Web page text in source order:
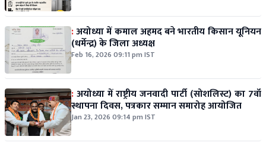
:अयोध्या में कमाल अहमद बने भारतीय किसान यूनियन
(धर्मेन्द्र) के जिला अध्यक्ष
Feb 16, 2026 09:11 pm IST
:अयोध्या में राष्ट्रीय जनवादी पार्टी (सोशलिस्ट) का 7वाँ
स्थापना दिवस, पत्रकार सम्मान समारोह आयोजित
Jan 23, 2026 09:14 pm IST